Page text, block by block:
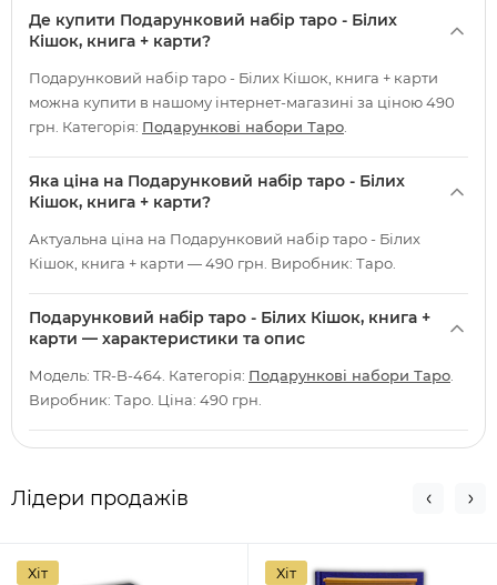
Де купити Подарунковий набір таро - Білих
Кішок, книга + карти?
Подарунковий набір таро - Білих Кішок, книга + карти
можна купити в нашому інтернет-магазині за ціною 490
грн. Категорія: Подарункові набори Таро
Яка ціна на Подарунковий набір таро - Білих
Кішок, книга + карти?
Актуальна ціна на Подарунковий набір таро - Білих
Кішок, книга + карти — 490 грн. Виробник: Таро.
Подарунковий набір таро - Білих Кішок, книга +
карти — характеристики та опис
Модель: TR-B-464. Категорія: Подарункові набори Таро
Виробник: Таро. Ціна: 490 грн.
Лідери продажів
Хіт Хіт